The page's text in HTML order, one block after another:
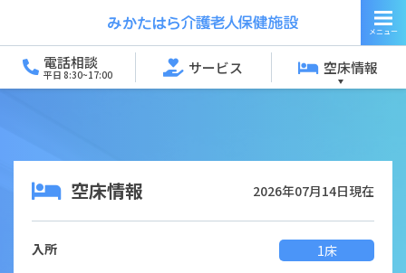
電話相談
平日 8:30~17:00 サービス 空床情報
空床情報 2026年07月14日現在
入所 1床